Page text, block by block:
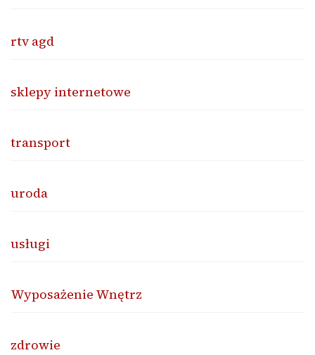
rtv agd
sklepy internetowe
transport
uroda
usługi
Wyposażenie Wnętrz
zdrowie